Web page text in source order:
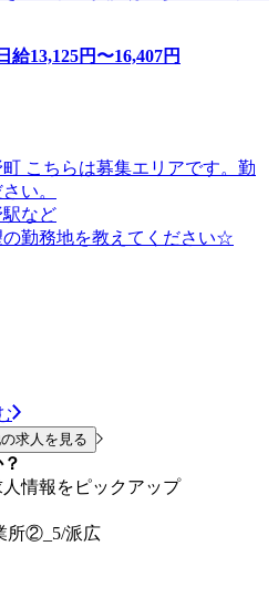
日給13,125円〜16,407円
こちらは募集エリアです。勤
い。
など
勤務地を教えてください☆
求人を見る
情報をピックアップ
所②_5/派広